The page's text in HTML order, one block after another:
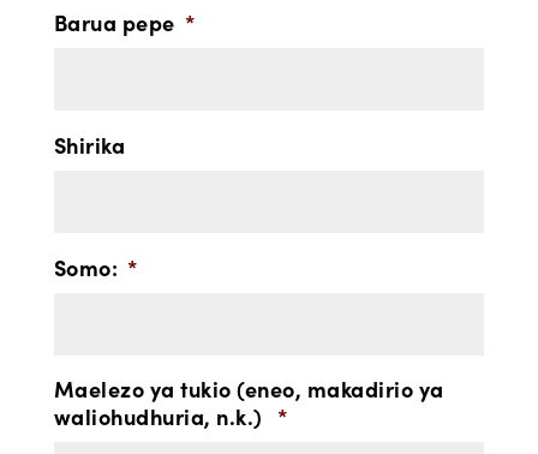
Barua pepe *
Shirika
Somo: *
Maelezo ya tukio (eneo, makadirio ya
waliohudhuria, n.k.) *